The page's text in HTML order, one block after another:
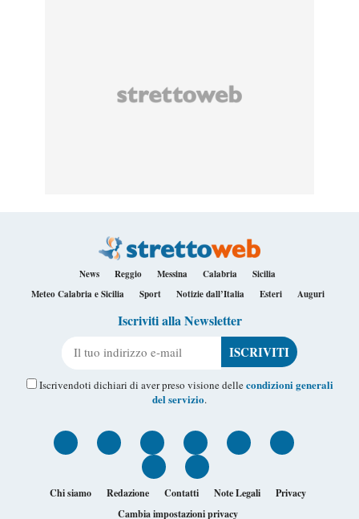
News Reggio Messina Calabria
Sicilia
Meteo Calabria e Sicilia
Sport Notizie dall’Italia Esteri Auguri
Iscriviti alla Newsletter
Iscrivendoti dichiari di aver preso visione dellecondizioni generali
del servizio.
Chi siamo Redazione Contatti Note Legali
Privacy
Cambia impostazioni privacy